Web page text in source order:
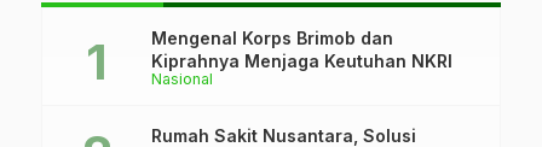
Nasional
Mengenal Korps Brimob dan
Kiprahnya Menjaga Keutuhan NKRI
Rumah Sakit Nusantara, Solusi